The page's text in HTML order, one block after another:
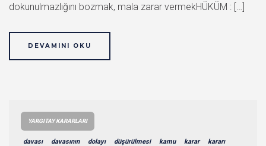
dokunulmazlığını bozmak, mala zarar vermekHÜKÜM : […]
DEVAMINI OKU
YARGITAY KARARLARI
davası davasının dolayı düşürülmesi kamu karar kararı